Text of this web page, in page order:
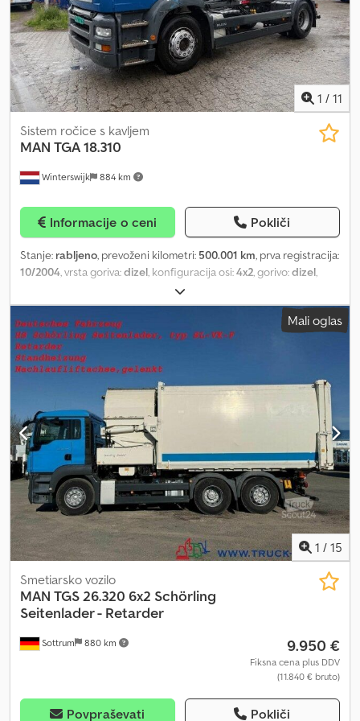
HP – 118 kW Wheelbase – 3,105 mm Displacement – 2,300 cm³
Price: Euro 50,000.00 + VAT
1 / 11
Winterswijk 884 km
Sistem ročice s kavljem
MAN TGA 18.310
Informacije o ceni Pokliči
Stanje: rabljeno, prevoženi kilometri: 500.001 km, prva registracija:
10/2004, vrsta goriva:dizel, konfiguracija osi:4x2, gorivo:dizel,
, Prednja os: krmiljena Crodpfx Ajzmtgnol Ief
Zadnja os: dvojna montaža Za dodatne informacije se obrnite na
Klaasa Gerritsa, Henka Gerritsa ali gospoda Gerritsa.
Mali oglas
1 / 15
Sottrum 880 km
Smetiarsko vozilo
MAN TGS 26.320 6x2 Schörling
Seitenlader - Retarder
9.950 €
Fiksna cena plus DDV
(11.840 € bruto)
Povpraševati Pokliči